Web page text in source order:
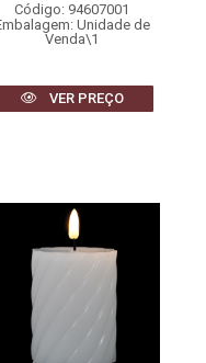
Código: 94607001
Unidade de
Venda\1
VER PREÇO